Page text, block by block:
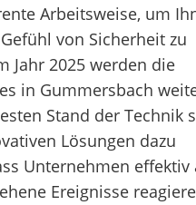
Arbeitsweise, um
von Sicherheit zu
Jahr 2025 werden die
in Gummersbach
Stand der Technik
Lösungen dazu
Unternehmen effektiv
Ereignisse